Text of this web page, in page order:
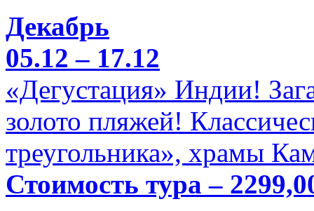
Декабрь
05.12 – 17.12
«Дегустация» Индии!
золото пляжей!
треугольника», храмы
Стоимость тура –